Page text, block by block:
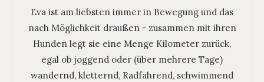
Eva ist am liebsten immer in Bewegung und das
nach Möglichkeit draußen - zusammen mit ihren
Hunden legt sie eine Menge Kilometer zurück,
egal ob joggend oder (über mehrere Tage)
wandernd, kletternd, Radfahrend, schwimmend